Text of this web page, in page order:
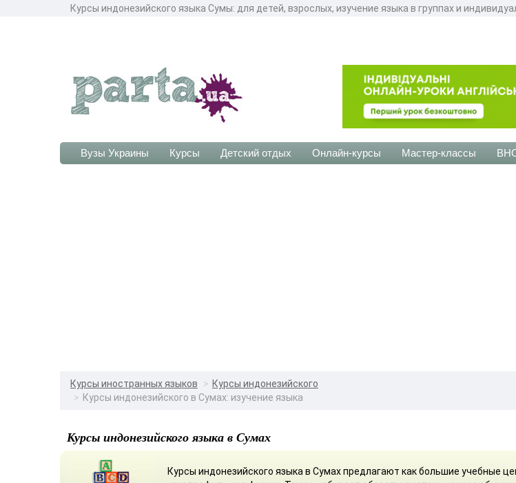
Курсы индонезийского языка Сумы: для детей, взрослых, изучение языка в группах и
Вузы Украины Курсы Детский отдых Онлайн-курсы Мастер-классы
Курсы иностранных языков
Курсы индонезийского
Курсы индонезийского в Сумах: изучение языка
Курсы индонезийского языка в Сумах
Курсы индонезийского языка в Сумах предлагают как большие учебные